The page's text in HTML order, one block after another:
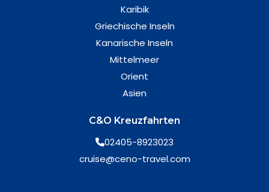
Karibik
Griechische Inseln
Kanarische Inseln
Mittelmeer
Orient
Asien
C&O Kreuzfahrten
02405-8923023
cruise@ceno-travel.com